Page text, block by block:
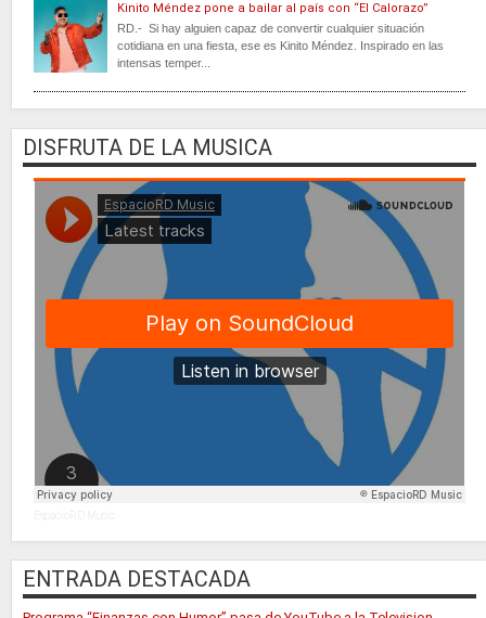
Kinito Méndez pone a bailar al país con “El Calorazo”
RD.- Si hay alguien capaz de convertir cualquier situación
cotidiana en una fiesta, ese es Kinito Méndez. Inspirado en las
intensas temper...
DISFRUTA DE LA MUSICA
ENTRADA DESTACADA